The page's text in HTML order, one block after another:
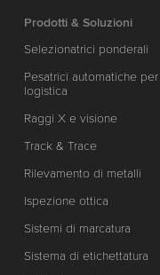
Prodotti & Soluzioni
Selezionatrici ponderali
Pesatrici automatiche per
logistica
Raggi X e visione
Track & Trace
Rilevamento di metalli
Ispezione ottica
Sistemi di marcatura
Sistema di etichettatura